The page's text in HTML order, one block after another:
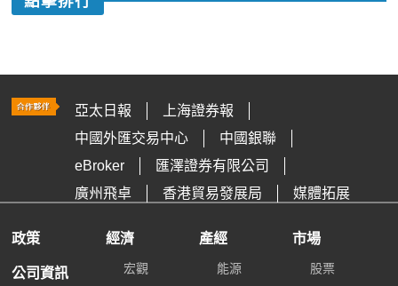
亞太日報
上海證券報
中國外匯交易中心
中國銀聯
eBroker
匯澤證券有限公司
廣州飛卓
香港貿易發展局 媒體拓展
政策
公司資訊
經濟
宏觀
產經
能源
市場
股票